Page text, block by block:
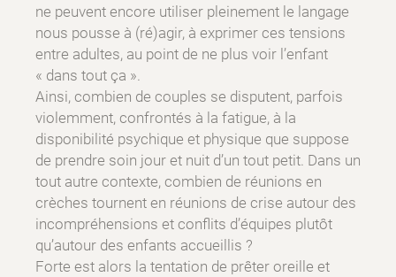
ne peuvent encore utiliser pleinement le langage
nous pousse à (ré)agir, à exprimer ces tensions
entre adultes, au point de ne plus voir l’enfant
« dans tout ça ».
Ainsi, combien de couples se disputent, parfois
violemment, confrontés à la fatigue, à la
disponibilité psychique et physique que suppose
de prendre soin jour et nuit d’un tout petit. Dans un
tout autre contexte, combien de réunions en
crèches tournent en réunions de crise autour des
incompréhensions et conflits d’équipes plutôt
qu’autour des enfants accueillis ?
Forte est alors la tentation de prêter oreille et